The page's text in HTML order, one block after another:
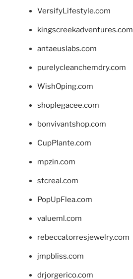
VersifyLifestyle.com
kingscreekadventures.com
antaeuslabs.com
purelycleanchemdry.com
WishOping.com
shoplegacee.com
bonvivantshop.com
CupPlante.com
mpzin.com
stcreal.com
PopUpFlea.com
valueml.com
rebeccatorresjewelry.com
jmpbliss.com
drjorgerico.com